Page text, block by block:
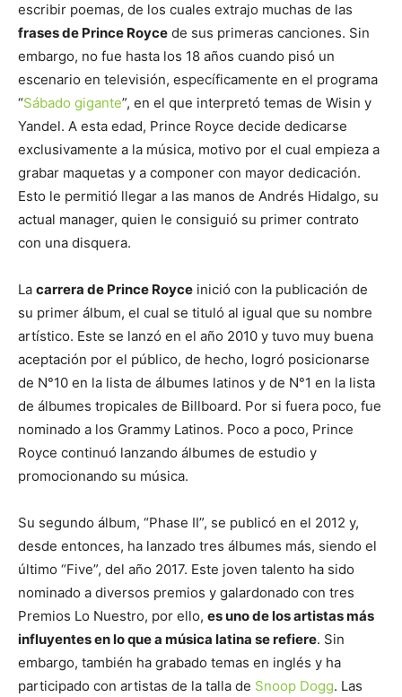
escribir poemas, de los cuales extrajo muchas de las
frases de Prince Royce de sus primeras canciones. Sin
embargo, no fue hasta los 18 años cuando pisó un
escenario en televisión, específicamente en el programa
“Sábado gigante”, en el que interpretó temas de Wisin y
Yandel. A esta edad, Prince Royce decide dedicarse
exclusivamente a la música, motivo por el cual empieza a
grabar maquetas y a componer con mayor dedicación.
Esto le permitió llegar a las manos de Andrés Hidalgo, su
actual manager, quien le consiguió su primer contrato
con una disquera.
La carrera de Prince Royce inició con la publicación de
su primer álbum, el cual se tituló al igual que su nombre
artístico. Este se lanzó en el año 2010 y tuvo muy buena
aceptación por el público, de hecho, logró posicionarse
de N°10 en la lista de álbumes latinos y de N°1 en la lista
de álbumes tropicales de Billboard. Por si fuera poco, fue
nominado a los Grammy Latinos. Poco a poco, Prince
Royce continuó lanzando álbumes de estudio y
promocionando su música.
Su segundo álbum, “Phase II”, se publicó en el 2012 y,
desde entonces, ha lanzado tres álbumes más, siendo el
último “Five”, del año 2017. Este joven talento ha sido
nominado a diversos premios y galardonado con tres
Premios Lo Nuestro, por ello, es uno de los artistas más
influyentes en lo que a música latina se refiere. Sin
embargo, también ha grabado temas en inglés y ha
participado con artistas de la talla de Snoop Dogg. Las